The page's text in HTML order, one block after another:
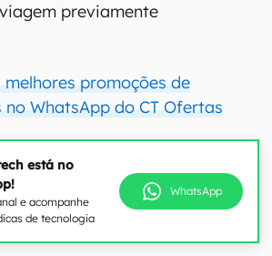
previamente
melhores promoções de
WhatsApp do CT Ofertas
está no
e acompanhe
de tecnologia
WhatsApp